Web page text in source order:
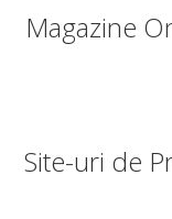
Magazine
Site-uri de